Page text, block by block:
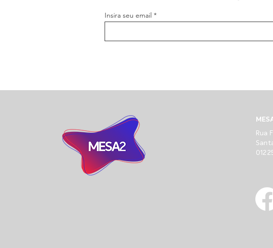
Insira seu email
Rua